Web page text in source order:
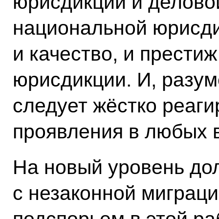
национальной
и качество, и
юрисдикции. И,
следует жёстко
проявления в любых
На новый уровень
с незаконной